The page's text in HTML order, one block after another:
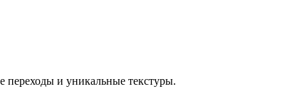
переходы и уникальные текстуры.